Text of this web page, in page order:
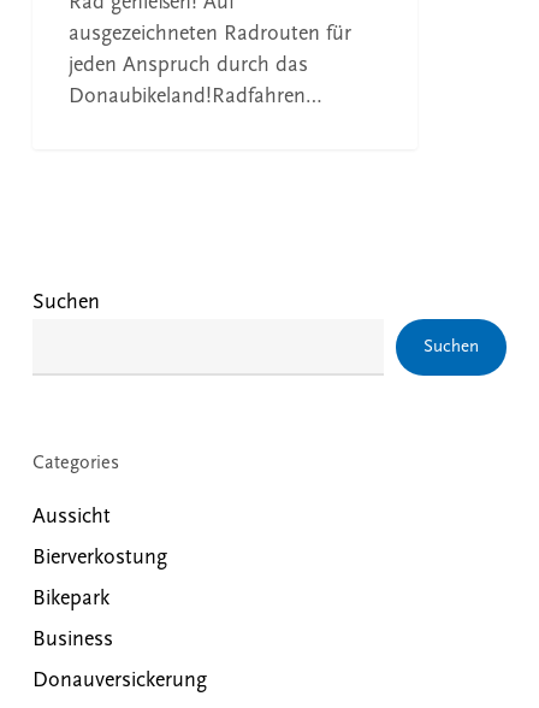
ausgezeichneten Radrouten für
jeden Anspruch durch das
Donaubikeland!Radfahren…
Suchen
Suchen
Categories
Aussicht
Bierverkostung
Bikepark
Business
Donauversickerung